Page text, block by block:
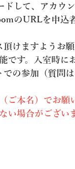
して、アカウ
のURLを申込
けますようお願
です。入室時に
の参加（質問
本名）でお願
い場合がござい